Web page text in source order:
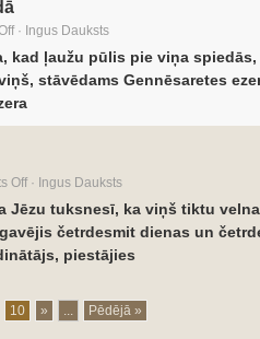
· Ingus Dauksts
kad ļaužu pūlis pie viņa spiedās,
stāvēdams Gennēsaretes
Off · Ingus Dauksts
Jēzu tuksnesī, ka viņš tiktu velna
četrdesmit dienas un
piestājies
10 » ... Pēdējā »